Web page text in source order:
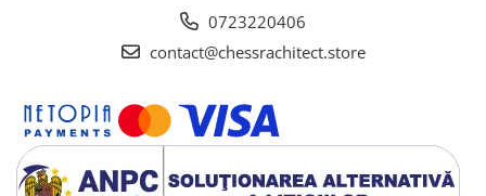
0723220406
contact@chessrachitect.store